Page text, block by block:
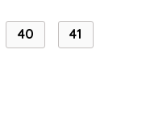
40 41